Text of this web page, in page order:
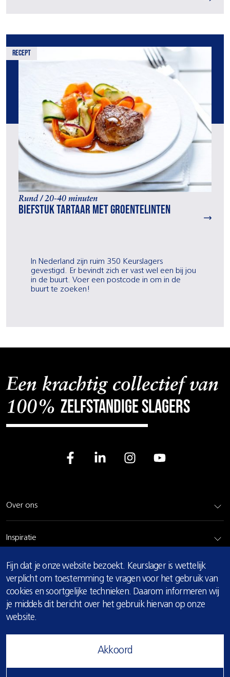
COOKIE
MELDING
Fijn dat je onze website bezoekt. Keurslager is wettelijk
verplicht om toestemming te vragen voor het gebruik van
cookies en soortgelijke technieken. Daarom informeren wij
je middels dit bericht over het gebruik hiervan op onze
website.
Akkoord
recept
Rund / 20-40 minuten
Biefstuk tartaar met groentelinten
In Nederland zijn ruim 350 Keurslagers
gevestigd. Er bevindt zich er vast wel een bij jou
in de buurt. Voer een postcode in om in de
buurt te zoeken!
Een krachtig collectief van
100% zelfstandige slagers
Over ons
Inspiratie
Rundvlees
Bereidingsadvies
Privacy & cookie verklaring